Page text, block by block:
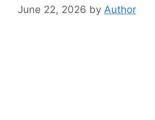
June 22, 2026 by Author